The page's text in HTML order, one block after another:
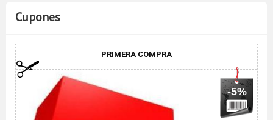
Cupones
PRIMERA COMPRA
-5%